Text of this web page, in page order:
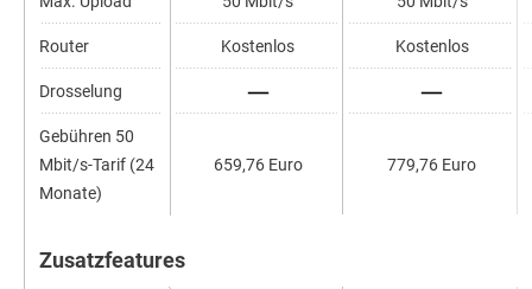
Router
Drosselung
Gebühren 50
Mbit/s-Tarif (24
Monate)
Zusatzfeatures
Kostenlos
659,76 Euro
Kostenlos
779,76 Euro